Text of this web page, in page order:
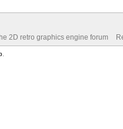
2D retro graphics engine forum